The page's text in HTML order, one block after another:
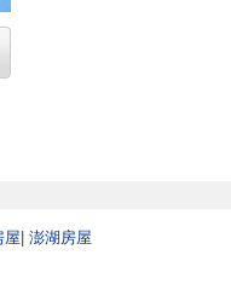
屋 澎湖房屋